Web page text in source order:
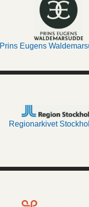
Prins Eugens
Regionarkivet